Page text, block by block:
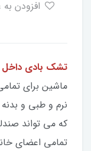
تشک بادی داخل
ماشین برای
نرم و طبی و
که می تواند
تمامی اعضای